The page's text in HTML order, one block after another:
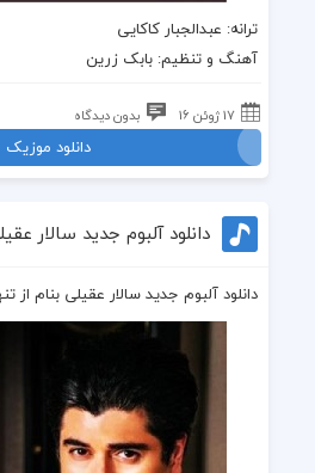
ترانه: عبدالجبار کاکایی
آهنگ و تنظیم: بابک زرین
17 ژوئن 16 بدون دیدگاه
دانلود موزیک
دانلود آلبوم جدید سالار عقیلی بنام از